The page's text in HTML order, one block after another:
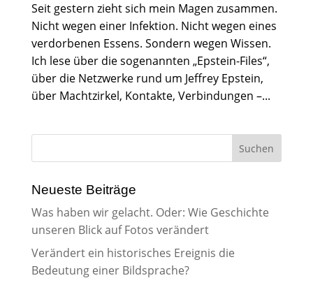
Seit gestern zieht sich mein Magen zusammen.
Nicht wegen einer Infektion. Nicht wegen eines
verdorbenen Essens. Sondern wegen Wissen.
Ich lese über die sogenannten „Epstein-Files“,
über die Netzwerke rund um Jeffrey Epstein,
über Machtzirkel, Kontakte, Verbindungen –...
Neueste Beiträge
Was haben wir gelacht. Oder: Wie Geschichte
unseren Blick auf Fotos verändert
Verändert ein historisches Ereignis die
Bedeutung einer Bildsprache?